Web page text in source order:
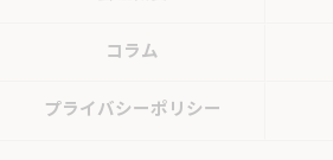
コラム
プライバシーポリシー